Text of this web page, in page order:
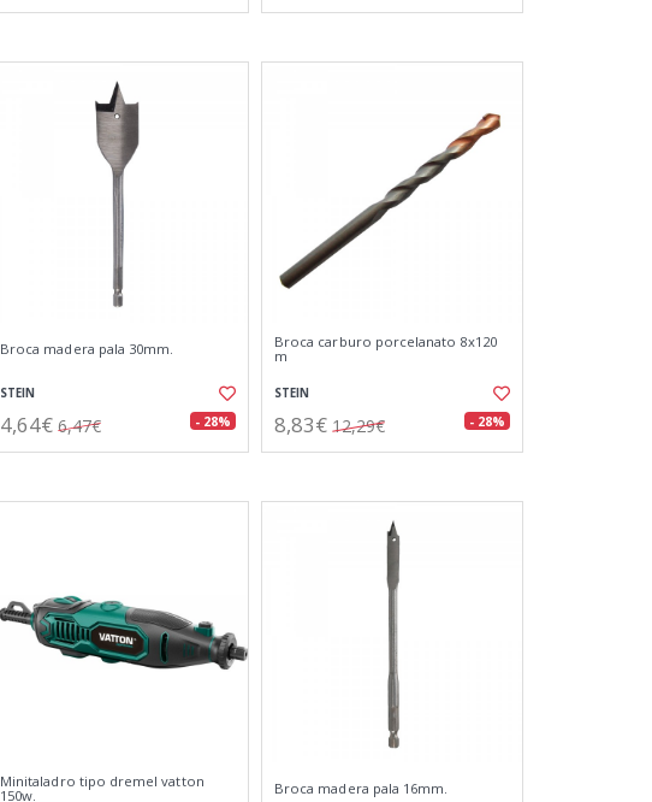
Broca madera pala 30mm.
STEIN
4,64€ 6,47€ - 28%
Broca carburo porcelanato 8x120
m
STEIN
8,83€ 12,29€ - 28%
Minitaladro tipo dremel vatton
150w.
Broca madera pala 16mm.